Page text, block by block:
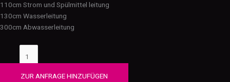
110cm Strom und Spülmittel leitung
130cm Wasserleitung
300cm Abwasserleitung
ZUR ANFRAGE HINZUFÜGEN